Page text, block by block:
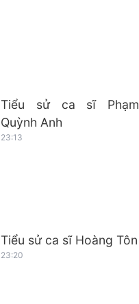
Tiểu sử ca sĩ Phạm
Quỳnh Anh
23:13
Tiểu sử ca sĩ Hoàng Tôn
23:20